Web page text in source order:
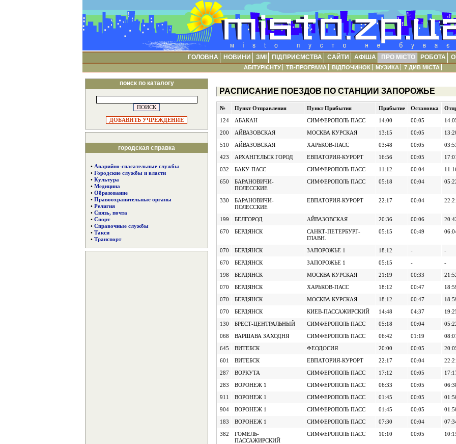
ГОЛОВНА НОВИНИ ЗМІ ПІДПРИЄМСТВА САЙТИ АФІША ПРО МІСТО РОБОТА
АБІТУРІЄНТУ ТВ-ПРОГРАМА ВІДПОЧИНОК МУЗИКА 7 ДИВ МІСТА
поиск по каталогу
ДОБАВИТЬ УЧРЕЖДЕНИЕ
городская справка
• Аварийно-спасательные службы
• Городские службы и власти
• Культура
• Медицина
• Образование
• Правоохранительные органы
• Религия
• Связь, почта
• Спорт
• Справочные службы
• Такси
• Транспорт
РАСПИСАНИЕ ПОЕЗДОВ ПО СТАНЦИИ ЗАПОРОЖЬЕ
№ Пункт Отправления Пункт Прибытия Прибытие Остановка
124 АБАКАН СИМФЕРОПОЛЬ ПАСС 14:00 00:05
200 АЙВАЗОВСКАЯ МОСКВА КУРСКАЯ 13:15 00:05
510 АЙВАЗОВСКАЯ ХАРЬКОВ-ПАСС 03:48 00:05
423 АРХАНГЕЛЬСК ГОРОД ЕВПАТОРИЯ-КУРОРТ 16:56 00:05 17:01
032 БАКУ-ПАСС СИМФЕРОПОЛЬ ПАСС 11:12 00:04
650
БАРАНОВИЧИ-
ПОЛЕССКИЕ
СИМФЕРОПОЛЬ ПАСС 05:18 00:04
330
БАРАНОВИЧИ-
ПОЛЕССКИЕ
ЕВПАТОРИЯ-КУРОРТ 22:17 00:04 22:21
199 БЕЛГОРОД АЙВАЗОВСКАЯ 20:36 00:06
670 БЕРДЯНСК
САНКТ-ПЕТЕРБУРГ-
ГЛАВН.
05:15 00:49
070 БЕРДЯНСК ЗАПОРОЖЬЕ 1 18:12 - -
670 БЕРДЯНСК ЗАПОРОЖЬЕ 1 05:15 - -
198 БЕРДЯНСК МОСКВА КУРСКАЯ 21:19 00:33
070 БЕРДЯНСК ХАРЬКОВ-ПАСС 18:12 00:47
070 БЕРДЯНСК МОСКВА КУРСКАЯ 18:12 00:47
070 БЕРДЯНСК КИЕВ-ПАССАЖИРСКИЙ 14:48 04:37
130 БРЕСТ-ЦЕНТРАЛЬНЫЙ СИМФЕРОПОЛЬ ПАСС 05:18 00:04
068 ВАРШАВА ЗАХОДНЯ СИМФЕРОПОЛЬ ПАСС 06:42 01:19 08:01
645 ВИТЕБСК ФЕОДОСИЯ 20:00 00:05
601 ВИТЕБСК ЕВПАТОРИЯ-КУРОРТ 22:17 00:04 22:21
287 ВОРКУТА СИМФЕРОПОЛЬ ПАСС 17:12 00:05
283 ВОРОНЕЖ 1 СИМФЕРОПОЛЬ ПАСС 06:33 00:05
911 ВОРОНЕЖ 1 СИМФЕРОПОЛЬ ПАСС 01:45 00:05
904 ВОРОНЕЖ 1 СИМФЕРОПОЛЬ ПАСС 01:45 00:05
183 ВОРОНЕЖ 1 СИМФЕРОПОЛЬ ПАСС 07:30 00:04
382
ГОМЕЛЬ-
ПАССАЖИРСКИЙ
СИМФЕРОПОЛЬ ПАСС 10:10 00:05